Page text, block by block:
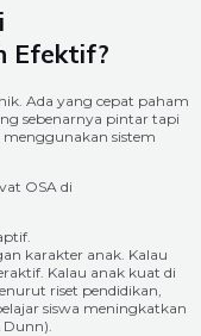
Efektif?
Ada yang cepat paham
sebenarnya pintar tapi
sistem
OSA di
karakter anak. Kalau
Kalau anak kuat di
riset pendidikan,
siswa meningkatkan